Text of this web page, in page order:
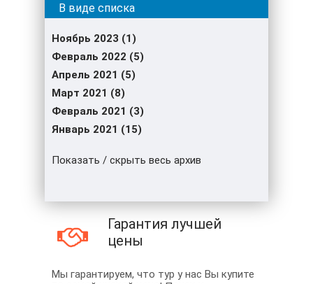
Ноябрь 2023 (1)
Февраль 2022 (5)
Апрель 2021 (5)
Март 2021 (8)
Февраль 2021 (3)
Январь 2021 (15)
Показать / скрыть весь архив
Гарантия лучшей
цены
Мы гарантируем, что тур у нас Вы купите